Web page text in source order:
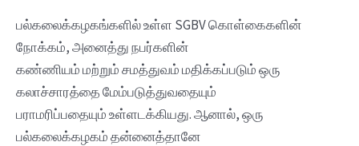
பல்கலைக்கழகங்களில் உள்ள SGBV கொள்கைகளின்
நோக்கம், அனைத்து நபர்களின்
கண்ணியம் மற்றும் சமத்துவம் மதிக்கப்படும் ஒரு
கலாச்சாரத்தை மேம்படுத்துவதையும்
பராமரிப்பதையும் உள்ளடக்கியது. ஆனால், ஒரு
பல்கலைக்கழகம் தன்னைத்தானே